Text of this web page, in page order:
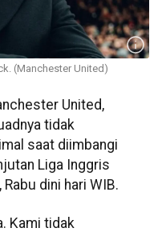
(Manchester United)
United,
tidak
saat diimbangi
Liga Inggris
dini hari WIB.
Kami tidak